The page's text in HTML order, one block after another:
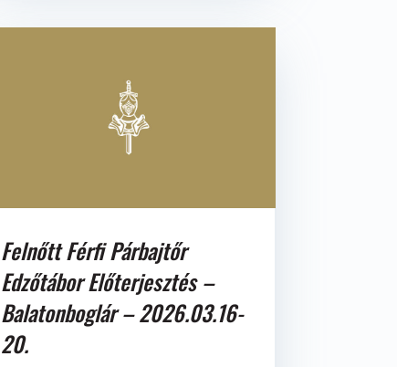
Felnőtt Férfi Párbajtőr
Edzőtábor Előterjesztés –
Balatonboglár – 2026.03.16-
20.